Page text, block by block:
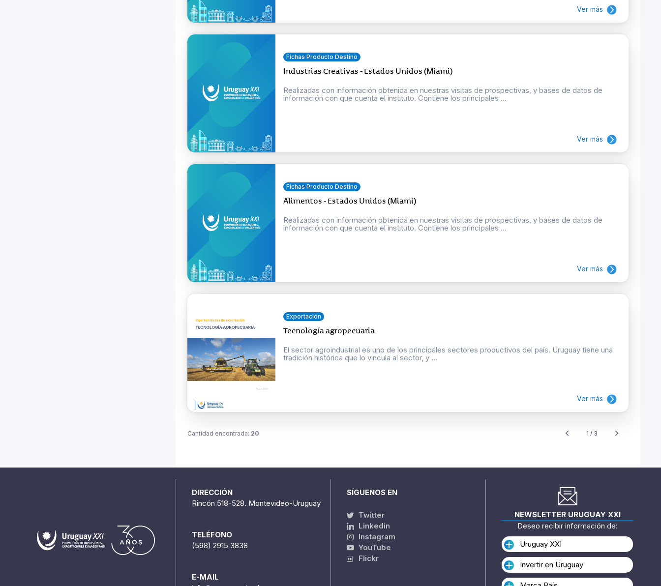
Ver más
Fichas Producto Destino
Industrias Creativas - Estados Unidos (Miami)
Realizadas con información obtenida en nuestras visitas de prospectivas, y bases de datos de
información con que cuenta el instituto. Contiene los principales ...
Ver más
Fichas Producto Destino
Alimentos - Estados Unidos (Miami)
Realizadas con información obtenida en nuestras visitas de prospectivas, y bases de datos de
información con que cuenta el instituto. Contiene los principales ...
Ver más
Exportación
Tecnología agropecuaria
El sector agroindustrial es uno de los principales sectores productivos del país. Uruguay tiene una
tradición histórica que lo vincula al sector, y ...
Ver más
Cantidad encontrada: 20 1 / 3
DIRECCIÓN
Rincón 518-528. Montevideo-Uruguay
TELÉFONO
(598) 2915 3838
E-MAIL
SÍGUENOS EN
Twitter
Linkedin
Instagram
YouTube
Flickr
NEWSLETTER URUGUAY XXI
Deseo recibir información de:
Uruguay XXI
Invertir en Uruguay